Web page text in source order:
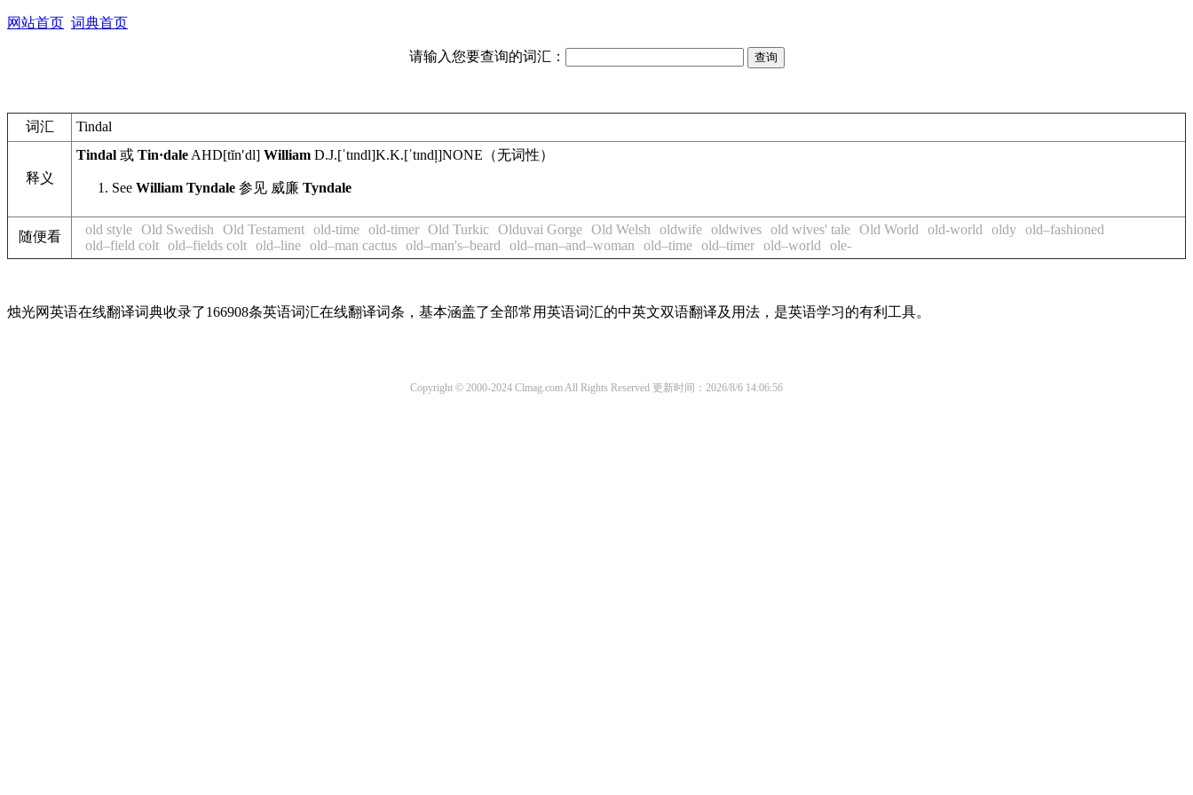
网站首页 词典首页
请输入您要查询的词汇：
词汇 Tindal
释义
Tindal 或 Tin·dale AHD[tĭnʹdl] William D.J.[ˈtɪndl]K.K.[ˈtɪndļ]NONE （无词性）
See William Tyndale 参见 威廉 Tyndale
随便看 old style Old Swedish Old Testament old-time old-timer Old Turkic Olduvai Gorge Old Welsh oldwife oldwives old wives' tale Old World old-world oldy old–fashioned
old–field colt old–fields colt old–line old–man cactus old–man's–beard old–man–and–woman old–time old–timer old–world ole-
烛光网英语在线翻译词典收录了166908条英语词汇在线翻译词条，基本涵盖了全部常用英语词汇的中英文双语翻译及用法，是英语学习的有利工具。
Copyright © 2000-2024 Clmag.com All Rights Reserved 更新时间：2026/8/6 14:06:56